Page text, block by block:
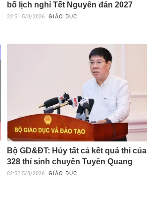
bố lịch nghỉ Tết Nguyên đán 2027
22:51 5/8/2026 GIÁO DỤC
Bộ GD&ĐT: Hủy tất cả kết quả thi của
328 thí sinh chuyên Tuyên Quang
02:52 5/8/2026 GIÁO DỤC